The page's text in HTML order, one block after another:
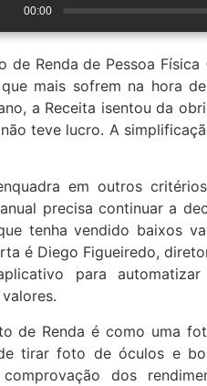
00:00
de Renda de Pessoa
mais sofrem na hora
a Receita isentou da
teve lucro. A
em outros
precisa continuar a
tenha vendido baixos
é Diego Figueiredo,
para
de Renda é como uma
tirar foto de óculos e
dos